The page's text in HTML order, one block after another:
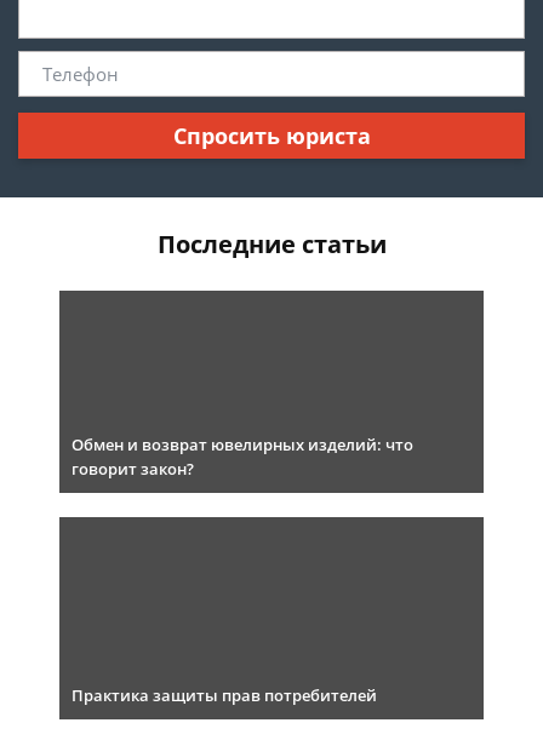
Спросить юриста
Последние статьи
Обмен и возврат ювелирных изделий: что
говорит закон?
Практика защиты прав потребителей